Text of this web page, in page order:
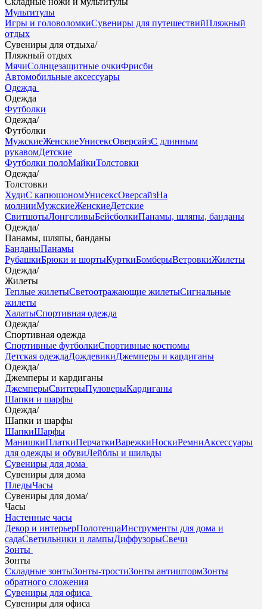
Мультитулы
Игры и головоломкиСувениры для путешествийПляжный
отдых
Сувениры для отдыха/
Пляжный отдых
МячиСолнцезащитные очкиФрисби
Автомобильные аксессуары
Одежда
Одежда
Футболки
Одежда/
Футболки
МужскиеЖенскиеУнисексОверсайзС длинным
рукавомДетские
Футболки полоМайкиТолстовки
Одежда/
Толстовки
ХудиС капюшономУнисексОверсайзНа
молнииМужскиеЖенскиеДетские
СвитшотыЛонгсливыБейсболкиПанамы, шляпы, банданы
Одежда/
Панамы, шляпы, банданы
БанданыПанамы
РубашкиБрюки и шортыКурткиБомберыВетровкиЖилеты
Одежда/
Жилеты
Теплые жилетыСветоотражающие жилетыСигнальные
жилеты
ХалатыСпортивная одежда
Одежда/
Спортивная одежда
Спортивные футболкиСпортивные костюмы
Детская одеждаДождевикиДжемперы и кардиганы
Одежда/
Джемперы и кардиганы
ДжемперыСвитерыПуловерыКардиганы
Шапки и шарфы
Одежда/
Шапки и шарфы
ШапкиШарфы
МанишкиПлаткиПерчаткиВарежкиНоскиРемниАксессуары
для одежды и обувиЛейблы и шильды
Сувениры для дома
Сувениры для дома
ПледыЧасы
Сувениры для дома/
Часы
Настенные часы
Декор и интерьерПолотенцаИнструменты для дома и
садаСветильники и лампыДиффузорыСвечи
Зонты
Зонты
Складные зонтыЗонты-тростиЗонты антиштормЗонты
обратного сложения
Сувениры для офиса
Сувениры для офиса